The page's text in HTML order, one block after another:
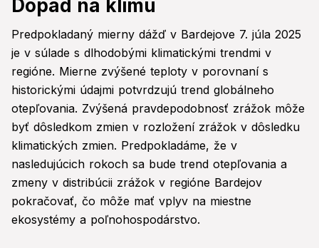
Dopad na klímu
Predpokladaný mierny dážď v Bardejove 7. júla 2025
je v súlade s dlhodobými klimatickými trendmi v
regióne. Mierne zvýšené teploty v porovnaní s
historickými údajmi potvrdzujú trend globálneho
otepľovania. Zvýšená pravdepodobnosť zrážok môže
byť dôsledkom zmien v rozložení zrážok v dôsledku
klimatických zmien. Predpokladáme, že v
nasledujúcich rokoch sa bude trend otepľovania a
zmeny v distribúcii zrážok v regióne Bardejov
pokračovať, čo môže mať vplyv na miestne
ekosystémy a poľnohospodárstvo.